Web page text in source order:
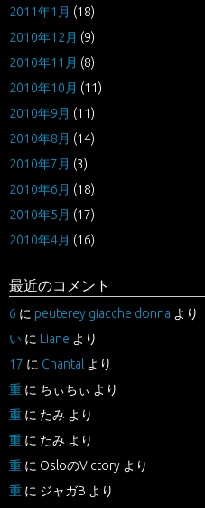
2011年1月 (18)
2010年12月 (9)
2010年11月 (8)
2010年10月 (11)
2010年9月 (11)
2010年8月 (14)
2010年7月 (3)
2010年6月 (18)
2010年5月 (17)
2010年4月 (16)
最近のコメント
6 に peuterey giacche donna より
い に Liane より
17 に Chantal より
重 に ちぃちぃ より
重 に たみ より
重 に たみ より
重 に OsloのVictory より
重 に ジャガB より